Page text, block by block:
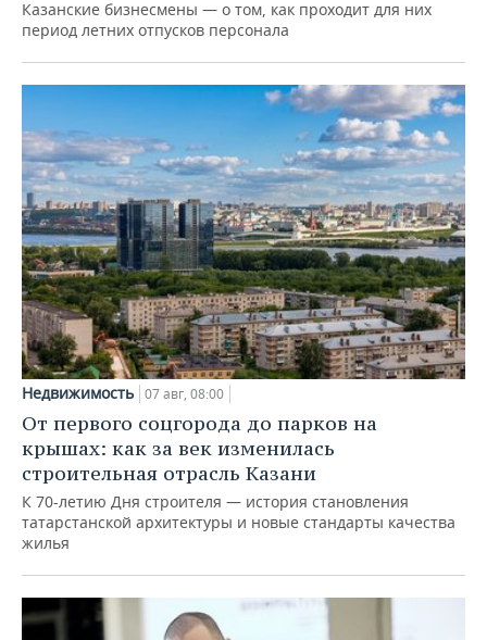
Казанские бизнесмены — о том, как проходит для них
период летних отпусков персонала
Недвижимость 07 авг, 08:00
От первого соцгорода до парков на
крышах: как за век изменилась
строительная отрасль Казани
К 70-летию Дня строителя — история становления
татарстанской архитектуры и новые стандарты качества
жилья